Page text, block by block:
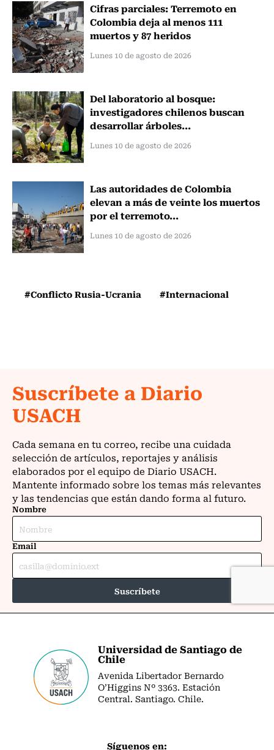
Cifras parciales: Terremoto en
Colombia deja al menos 111
muertos y 87 heridos
Lunes 10 de agosto de 2026
Del laboratorio al bosque:
investigadores chilenos buscan
desarrollar árboles...
Lunes 10 de agosto de 2026
Las autoridades de Colombia
elevan a más de veinte los muertos
por el terremoto...
Lunes 10 de agosto de 2026
#Conflicto Rusia-Ucrania #Internacional
Universidad de Santiago de
Chile
Avenida Libertador Bernardo
O’Higgins Nº 3363. Estación
Central. Santiago. Chile.
Síguenos en: